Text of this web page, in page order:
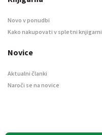
Novo v ponudbi
Kako nakupovati v spletni knjigarni
Novice
Aktualni članki
Naroči se na novice